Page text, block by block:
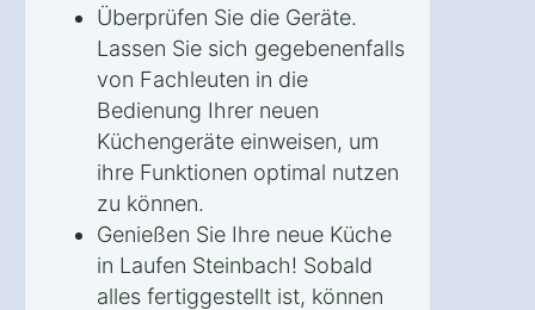
Überprüfen Sie die Geräte.
Lassen Sie sich gegebenenfalls
von Fachleuten in die
Bedienung Ihrer neuen
Küchengeräte einweisen, um
ihre Funktionen optimal nutzen
zu können.
Genießen Sie Ihre neue Küche
in Laufen Steinbach! Sobald
alles fertiggestellt ist, können